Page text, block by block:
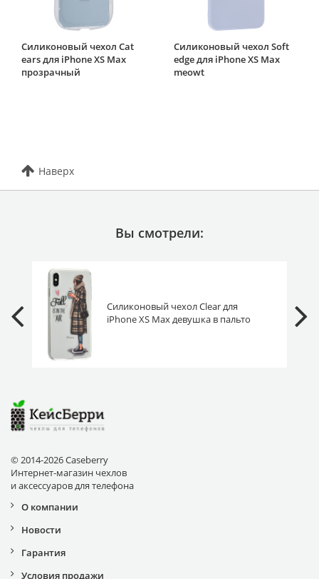
Силиконовый чехол Cat
ears для iPhone XS Max
прозрачный
Силиконовый чехол Soft
edge для iPhone XS Max
meowt
Наверх
Вы смотрели:
Силиконовый чехол Clear для
iPhone XS Max девушка в пальто
© 2014-2026 Caseberry
Интернет-магазин чехлов
и аксессуаров для телефона
О компании
Новости
Гарантия
Условия продажи